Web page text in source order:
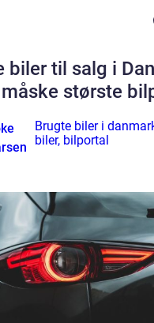
biler til salg i
største
Brugte biler i
biler, bilportal